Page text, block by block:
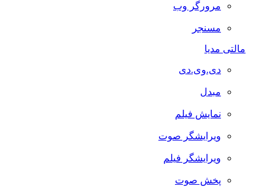
مرورگر وب
مسنجر
مالتی مدیا
دی.وی.دی
مبدل
نمایش فیلم
ویرایشگر صوت
ویرایشگر فیلم
پخش صوت